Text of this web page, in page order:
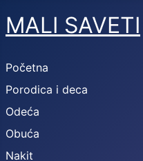
MALI SAVETI
Početna
Porodica i deca
Odeća
Obuća
Nakit